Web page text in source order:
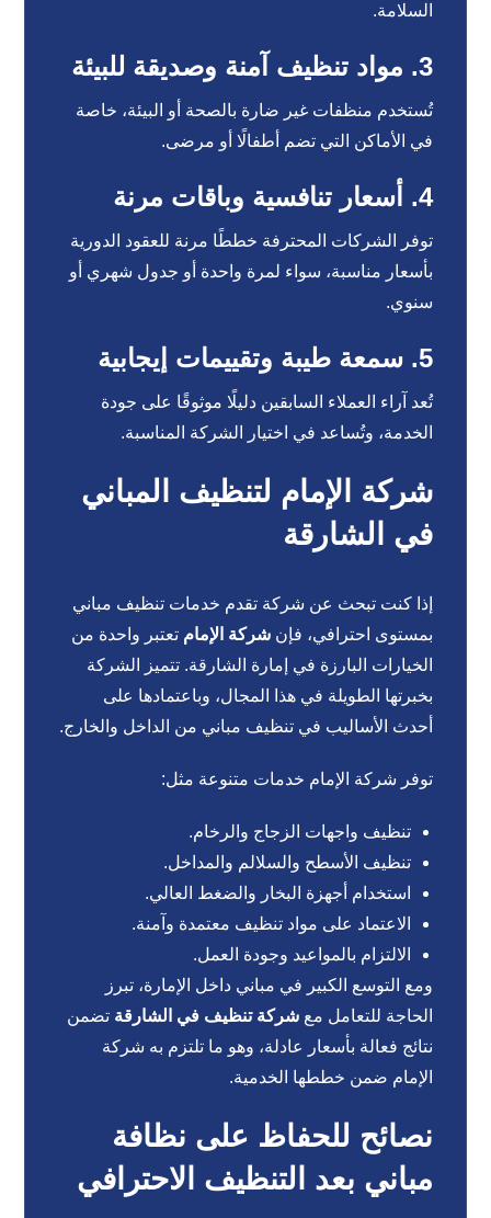
السلامة.
3. مواد تنظيف آمنة وصديقة للبيئة
تُستخدم منظفات غير ضارة بالصحة أو البيئة، خاصة
في الأماكن التي تضم أطفالًا أو مرضى.
4. أسعار تنافسية وباقات مرنة
توفر الشركات المحترفة خططًا مرنة للعقود الدورية
بأسعار مناسبة، سواء لمرة واحدة أو جدول شهري أو
سنوي.
5. سمعة طيبة وتقييمات إيجابية
تُعد آراء العملاء السابقين دليلًا موثوقًا على جودة
الخدمة، وتُساعد في اختيار الشركة المناسبة.
شركة الإمام لتنظيف المباني
في الشارقة
إذا كنت تبحث عن شركة تقدم خدمات تنظيف مباني
بمستوى احترافي، فإنشركة الإمام تعتبر واحدة من
الخيارات البارزة في إمارة الشارقة. تتميز الشركة
بخبرتها الطويلة في هذا المجال، وباعتمادها على
أحدث الأساليب في تنظيف مباني من الداخل والخارج.
توفر شركة الإمام خدمات متنوعة مثل:
تنظيف واجهات الزجاج والرخام.
تنظيف الأسطح والسلالم والمداخل.
استخدام أجهزة البخار والضغط العالي.
الاعتماد على مواد تنظيف معتمدة وآمنة.
الالتزام بالمواعيد وجودة العمل.
ومع التوسع الكبير في مباني داخل الإمارة، تبرز
الحاجة للتعامل معشركة تنظيف في الشارقة تضمن
نتائج فعالة بأسعار عادلة، وهو ما تلتزم به شركة
الإمام ضمن خططها الخدمية.
نصائح للحفاظ على نظافة
مباني بعد التنظيف الاحترافي